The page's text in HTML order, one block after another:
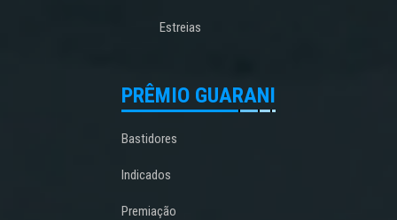
Estreias
PRÊMIO GUARANI
Bastidores
Indicados
Premiação